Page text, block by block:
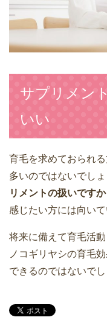
サプリメン
いい
育毛を求めておられ
多いのではないでしょ
リメントの扱いです
感じたい方には向い
将来に備えて育毛活
ノコギリヤシの育毛
できるのではないでし